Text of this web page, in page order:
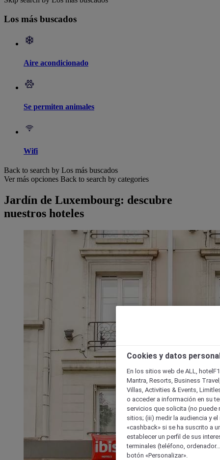
Los más buscados
Aire acondicionado
Se permiten animales
Wifi
Back to search by Los más buscados
Ver más opciones Back to search by categories
Jardín de Luxembourg: descubre
nuestros hoteles
Cookies y datos
En los sitios web de ALL,
Mantra, Resorts, Business
Villas, Activities & Events,
o acceder a información en su
servicios que solicita (no puede
sitios; (iii) medir la audiencia y
«cashback» si se ha suscrito a
establecer un perfil de sus
terminales (teléfono,
botón «Personalizar».